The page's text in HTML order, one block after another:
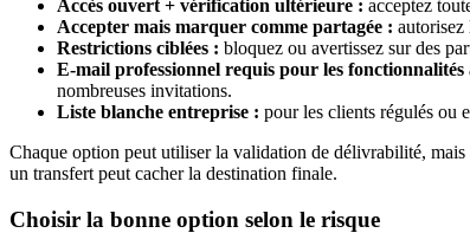
Accès ouvert + vérification ultérieure : acceptez
Accepter mais marquer comme partagée : autorisez
Restrictions ciblées : bloquez ou avertissez sur des
E-mail professionnel requis pour les fonctionnalités
nombreuses invitations.
Liste blanche entreprise : pour les clients régulés ou
Chaque option peut utiliser la validation de délivrabilité,
un transfert peut cacher la destination finale.
Choisir la bonne option selon le risque